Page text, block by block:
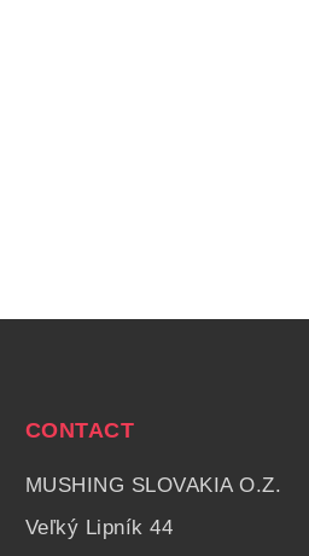
CONTACT
MUSHING SLOVAKIA O.Z.
Veľký Lipník 44